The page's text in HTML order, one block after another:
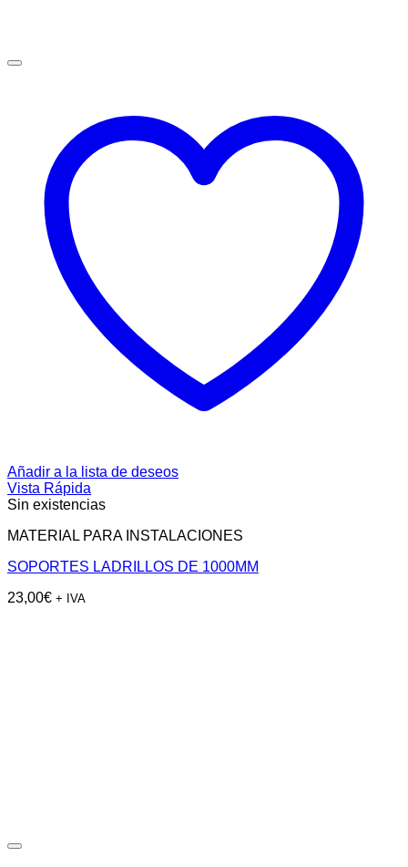
Añadir a la lista de deseos
Vista Rápida
Sin existencias
MATERIAL PARA INSTALACIONES
SOPORTES LADRILLOS DE 1000MM
23,00€ + IVA